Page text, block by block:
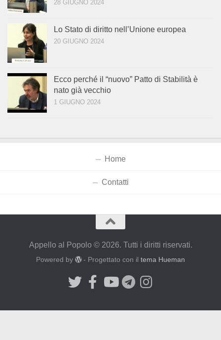
28 GIUGNO 2024
Lo Stato di diritto nell’Unione europea
20 GIUGNO 2024
Ecco perché il “nuovo” Patto di Stabilità è
nato già vecchio
1 GIUGNO 2024
Home
Contatti
Appello al Popolo © 2026. Tutti i diritti riservati.
Powered by - Progettato con iltema Hueman